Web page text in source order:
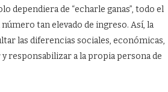
dependiera de “echarle ganas”, todo el
tan elevado de ingreso. Así, la
las diferencias sociales, económicas,
responsabilizar a la propia persona de